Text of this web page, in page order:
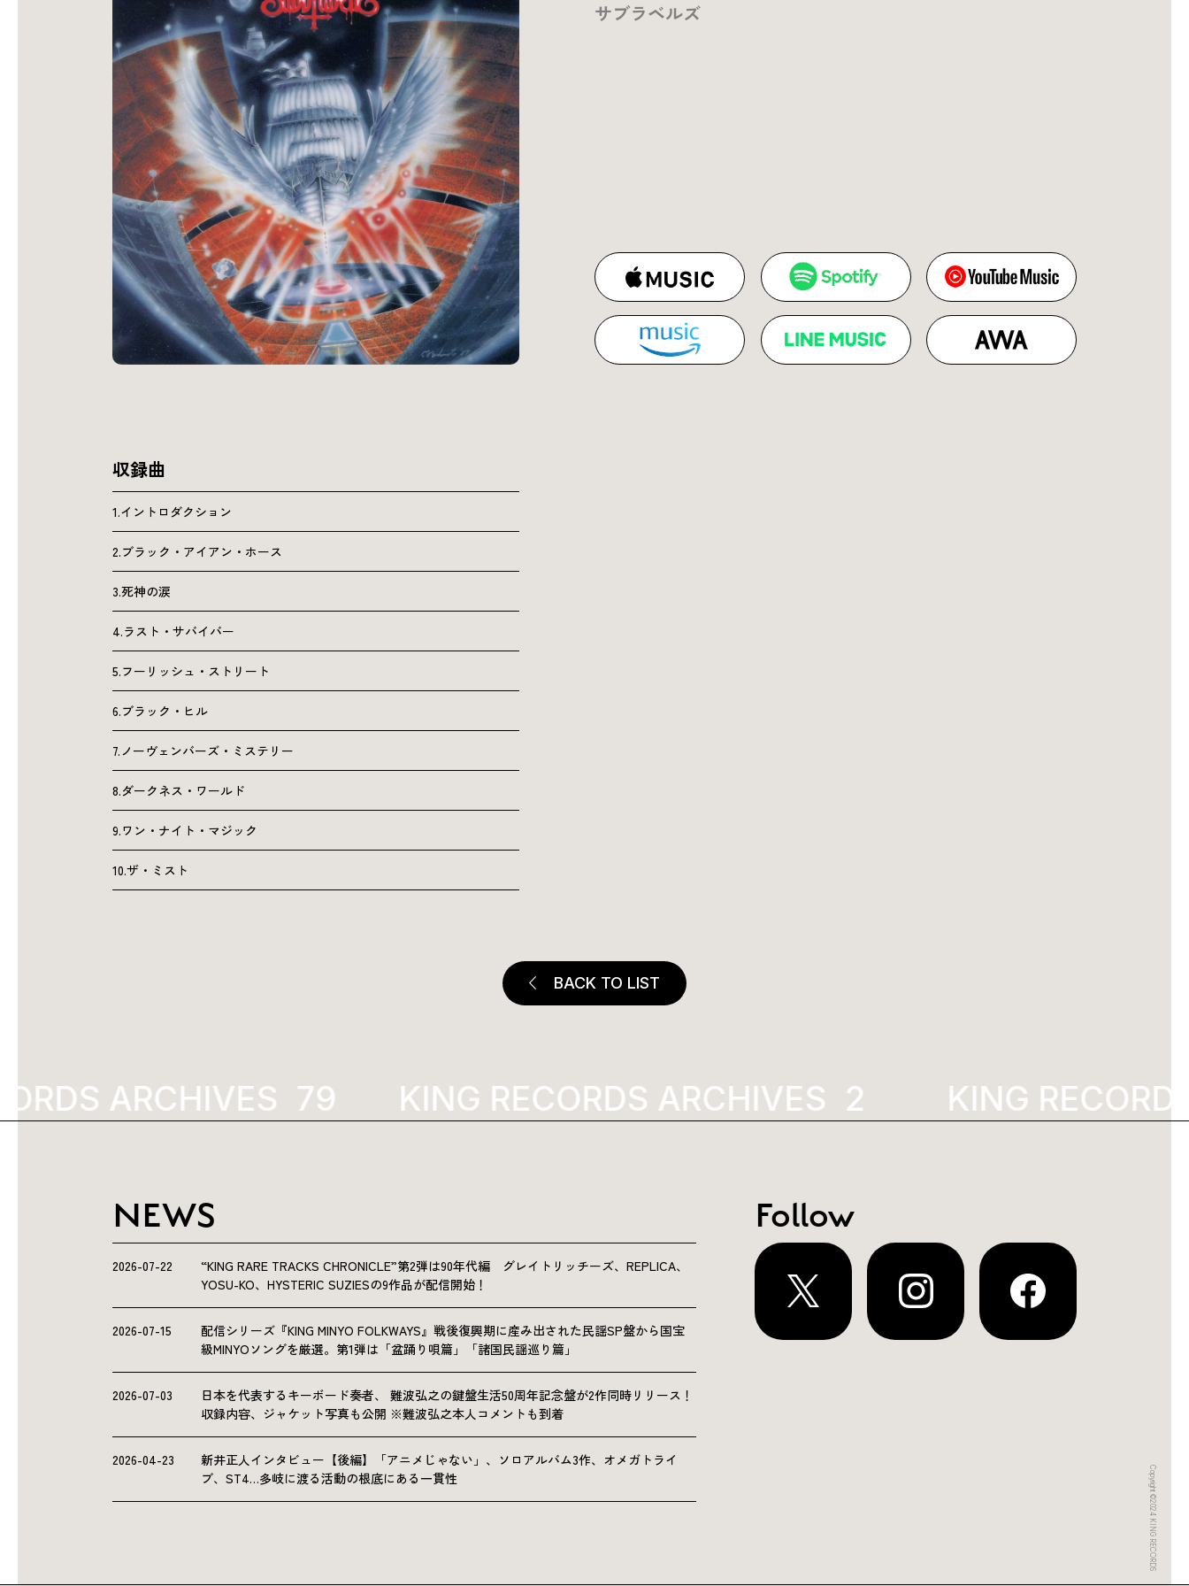
サブラベルズ
収録曲
1.イントロダクション
2.ブラック・アイアン・ホース
3.死神の涙
4.ラスト・サバイバー
5.フーリッシュ・ストリート
6.ブラック・ヒル
7.ノーヴェンバーズ・ミステリー
8.ダークネス・ワールド
9.ワン・ナイト・マジック
10.ザ・ミスト
BACK TO LIST
ARCHIVES 2022 KING RECORDS ARCHIVES 2022 KING RECORDS
NEWS
2026-07-22
“KING RARE TRACKS CHRONICLE”第2弾は90年代編 グレイトリッチーズ、REPLICA、
YOSU-KO、HYSTERIC SUZIESの9作品が配信開始！
2026-07-15
配信シリーズ『KING MINYO FOLKWAYS』戦後復興期に産み出された民謡SP盤から国宝
級MINYOソングを厳選。第1弾は「盆踊り唄篇」「諸国民謡巡り篇」
2026-07-03
日本を代表するキーボード奏者、 難波弘之の鍵盤生活50周年記念盤が2作同時リリース！
収録内容、ジャケット写真も公開 ※難波弘之本人コメントも到着
2026-04-23
新井正人インタビュー【後編】「アニメじゃない」、ソロアルバム3作、オメガトライ
ブ、ST4…多岐に渡る活動の根底にある一貫性
Follow
Copyright ©2024 KING RECORDS